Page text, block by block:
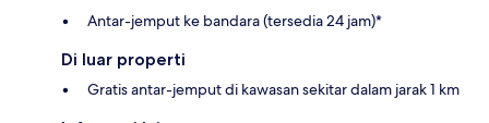
Antar-jemput ke bandara (tersedia 24 jam)*
Di luar properti
Gratis antar-jemput di kawasan sekitar dalam jarak 1 km